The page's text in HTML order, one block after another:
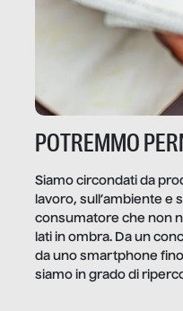
POTREMMO
Siamo circondati da
lavoro, sull’ambiente e
consumatore che non
lati in ombra. Da un
da uno smartphone
siamo in grado di